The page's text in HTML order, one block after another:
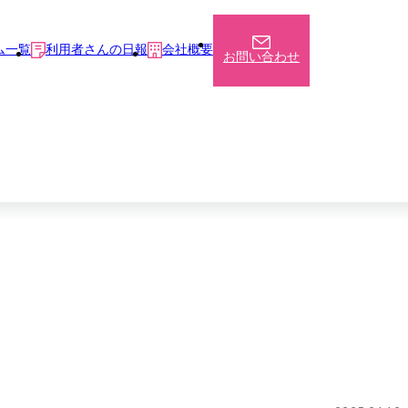
一覧 利用者さんの日報 会社概要 お問い合わせ